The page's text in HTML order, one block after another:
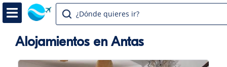
¿Dónde quieres ir?
Alojamientos en Antas